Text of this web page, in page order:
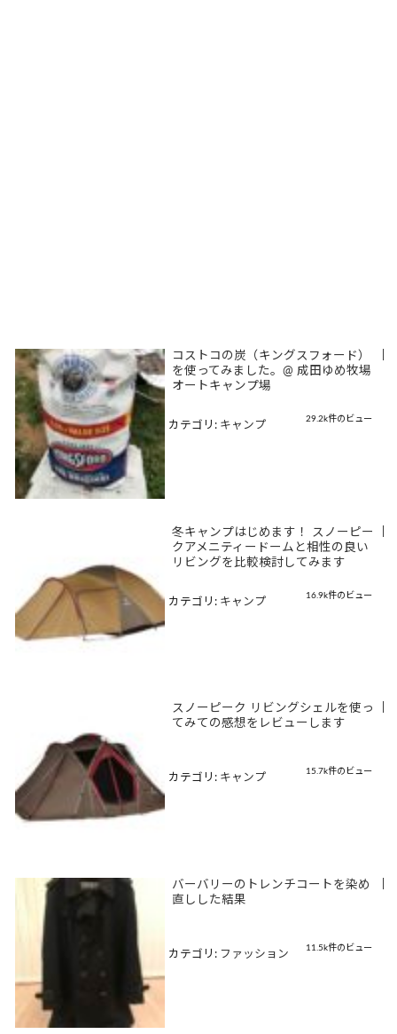
コストコの炭（キングスフォード）
を使ってみました。@ 成田ゆめ牧場
オートキャンプ場
29.2k件のビュー
カテゴリ: キャンプ
冬キャンプはじめます！ スノーピー
クアメニティードームと相性の良い
リビングを比較検討してみます
16.9k件のビュー
カテゴリ: キャンプ
スノーピーク リビングシェルを使っ
てみての感想をレビューします
15.7k件のビュー
カテゴリ: キャンプ
バーバリーのトレンチコートを染め
直しした結果
11.5k件のビュー
カテゴリ: ファッション